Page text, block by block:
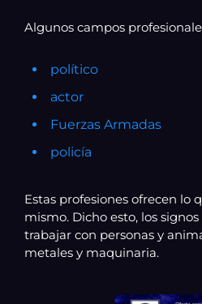
Algunos campos
político
actor
Fuerzas Armadas
policía
Estas profesiones ofrecen lo
mismo. Dicho esto, los
trabajar con personas y
metales y maquinaria.